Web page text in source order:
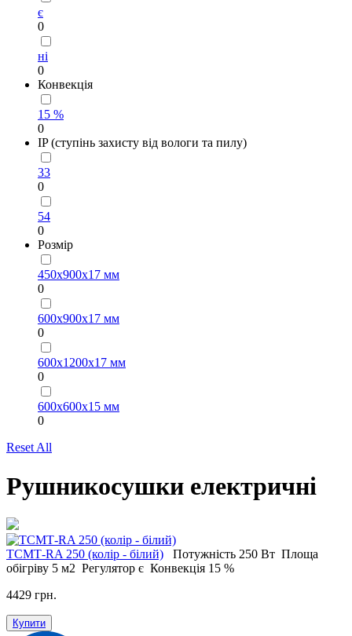
є
0
ні
0
Конвекція
15 %
0
IP (ступінь захисту від вологи та пилу)
33
0
54
0
Рoзмір
450х900х17 мм
0
600х900х17 мм
0
600х1200х17 мм
0
600х600х15 мм
0
Reset All
Рушникосушки електричні
ТСМТ-RA 250 (колір - білий) Потужність 250 Вт Площа
обігріву 5 м2 Регулятор є Конвекція 15 %
4429 грн.
Купити